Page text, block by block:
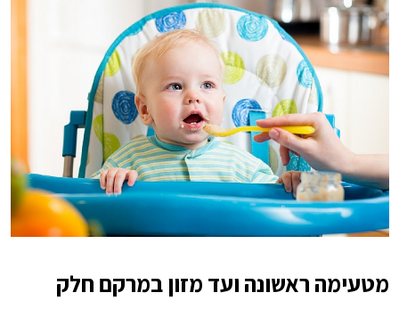
מטעימה ראשונה ועד מזון במרקם חלק